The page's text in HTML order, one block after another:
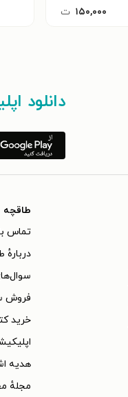
۱۵۰,۰۰۰ ت
دانلود
طاقچه
تماس
دربارهٔ
فروش
خرید
هدیه
مجلهٔ